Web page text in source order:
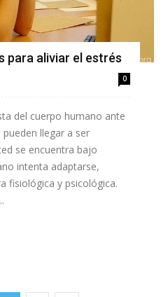
para aliviar el estrés
0
del cuerpo humano ante
llegar a ser
se encuentra bajo
intenta adaptarse,
fisiológica y psicológica.